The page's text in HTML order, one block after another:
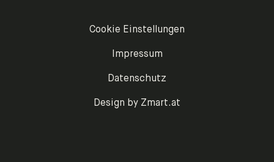
Cookie Einstellungen
Impressum
Datenschutz
Design by Zmart.at